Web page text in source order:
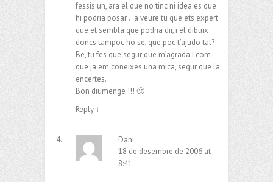
fessis un, ara el que no tinc ni idea es que
hi podria posar… a veure tu que ets expert
que et sembla que podria dir, i el dibuix
doncs tampoc ho se, que poc t’ajudo tat?
Be, tu fes que segur que m’agrada i com
que ja em coneixes una mica, segur que la
encertes.
Bon diumenge !!! 🙂
Reply ↓
Dani
18 de desembre de 2006 at
8:41